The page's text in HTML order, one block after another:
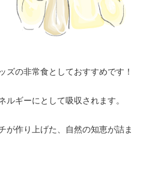
ズの非常食としておすすめです！
ルギーにとして吸収されます。
が作り上げた、自然の知恵が詰ま